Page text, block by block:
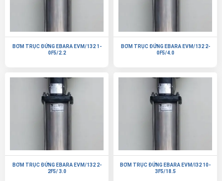
BƠM TRỤC ĐỨNG EBARA EVM/132 1-
0F5/2.2
BƠM TRỤC ĐỨNG EBARA EVM/132 2-
0F5/4.0
BƠM TRỤC ĐỨNG EBARA EVM/132 2-
2F5/ 3.0
BƠM TRỤC ĐỨNG EBARA EVM/I32 10-
3F5/18.5